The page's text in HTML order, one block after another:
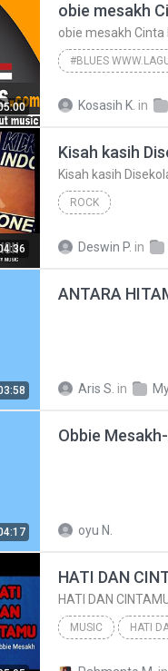
obie mesakh
#Blues
Kosasih K. in
Kisah kasih
ROCK
Deswin P. in
Aris S. in
oyu N.
MUSIC